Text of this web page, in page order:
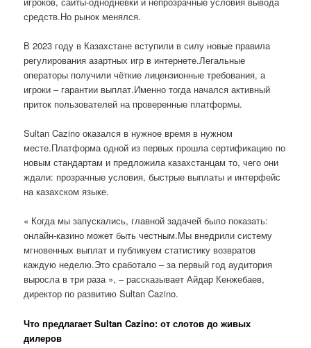
средств.Но рынок менялся.
В 2023 году в Казахстане вступили в силу новые правила
регулирования азартных игр в интернете.Легальные
операторы получили чёткие лицензионные требования, а
игроки – гарантии выплат.Именно тогда начался активный
приток пользователей на проверенные платформы.
Sultan Cazino оказался в нужное время в нужном
месте.Платформа одной из первых прошла сертификацию по
новым стандартам и предложила казахстанцам то, чего они
ждали: прозрачные условия, быстрые выплаты и интерфейс
на казахском языке.
« Когда мы запускались, главной задачей было показать:
онлайн-казино может быть честным.Мы внедрили систему
мгновенных выплат и публикуем статистику возвратов
каждую неделю.Это сработало – за первый год аудитория
выросла в три раза », – рассказывает Айдар Кенжебаев,
директор по развитию Sultan Cazino.
Что предлагает Sultan Cazino: от слотов до живых
дилеров